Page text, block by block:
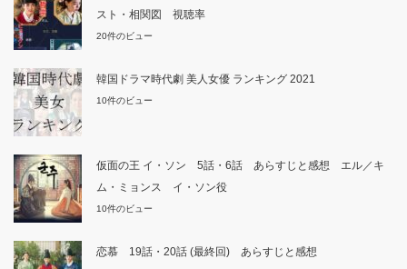
スト・相関図 視聴率
20件のビュー
韓国ドラマ時代劇 美人女優 ランキング 2021
10件のビュー
仮面の王 イ・ソン 5話・6話 あらすじと感想 エル／キ
ム・ミョンス イ・ソン役
10件のビュー
恋慕 19話・20話 (最終回) あらすじと感想